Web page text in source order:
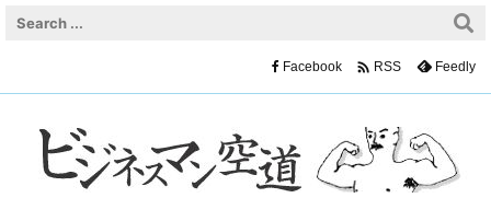
Facebook  RSS Feedly